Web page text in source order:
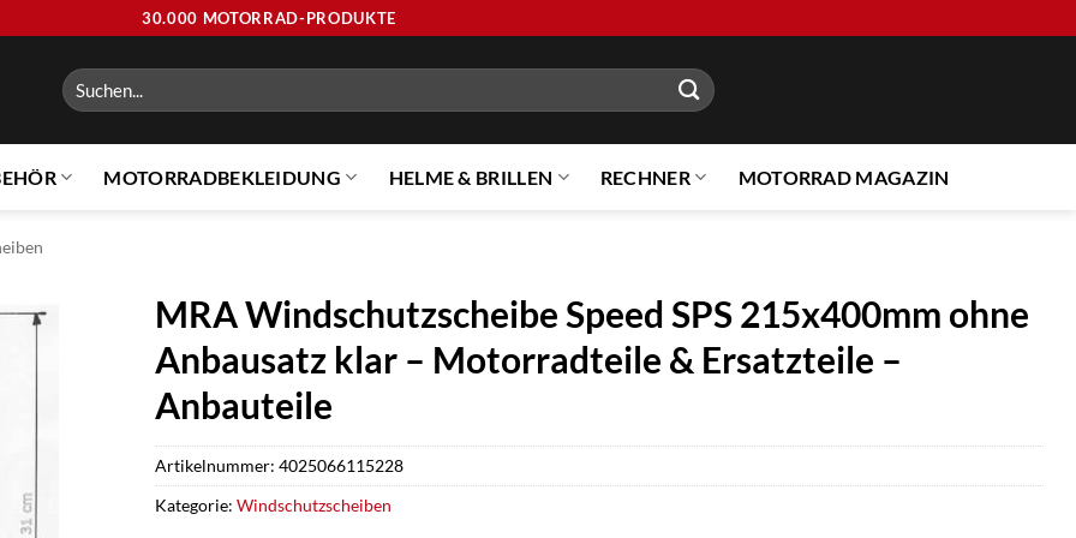
30.000 MOTORRAD-PRODUKTE
Suchen
nach:
MOTORRADBEKLEIDUNG HELME & BRILLEN RECHNER MOTORRAD MAGAZIN
MRA Windschutzscheibe Speed SPS 215x400mm ohne
Anbausatz klar – Motorradteile & Ersatzteile –
Anbauteile
Artikelnummer: 4025066115228
Kategorie: Windschutzscheiben